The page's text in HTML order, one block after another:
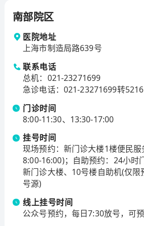
三级甲等综合性医院。医院有南部院
号）、北部院区（漠河路280号）、
1908号）、浦东科教园区（锦尊路
（云亭路99号）。医院承担本市区
要从事急危重症和疑难疾病的救治，
医院，上海市口腔干部保健医疗定点
九院总占地面积277.9亩，总建筑面
核定床位数2150张，口腔综合椅位
个，其中医技科室11个。全院职工
位中国工程院院士：著名整复外科专
腔颌面外科专家邱蔚六教授、骨科
腔颌面头颈肿瘤专家张志愿教授、
先群教授，医院现已成为一所学科
临床科技创新核心竞争力、国内知名
九院学科建设水平不断发展。是国家
南部院区
医院地址
上海市制造局路639号
联系电话
总机： 021-23271699
急诊电话： 021-23271699转5216
门诊时间
8:00-11:30、13:30-17:00
挂号时间
现场预约：新门诊大楼1楼便民
8:00-16:00)；自助预约：24小时
新门诊大楼、10号楼自助机(仅限
号源)
线上挂号时间
公众号预约，每日7:30放号，可